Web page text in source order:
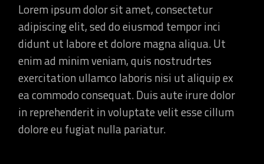
Lorem ipsum dolor sit amet, consectetur
adipiscing elit, sed do eiusmod tempor inci
didunt ut labore et dolore magna aliqua. Ut
enim ad minim veniam, quis nostrudrtes
exercitation ullamco laboris nisi ut aliquip ex
ea commodo consequat. Duis aute irure dolor
in reprehenderit in voluptate velit esse cillum
dolore eu fugiat nulla pariatur.